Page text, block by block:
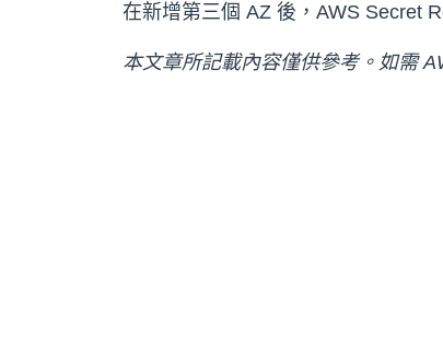
在新增第三個 AZ 後，AWS Secret
本文章所記載內容僅供參考。如需